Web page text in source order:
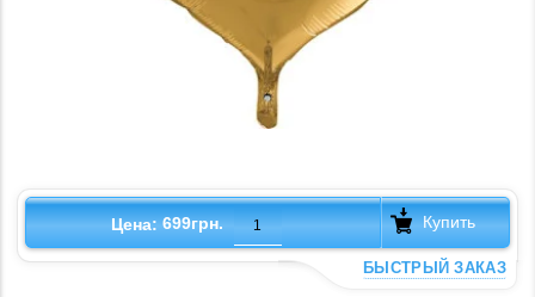
Цена: 699грн. Купить
БЫСТРЫЙ ЗАКАЗ